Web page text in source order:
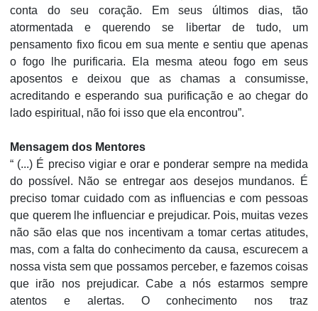
conta do seu coração. Em seus últimos dias, tão
atormentada e querendo se libertar de tudo, um
pensamento fixo ficou em sua mente e sentiu que apenas
o fogo lhe purificaria. Ela mesma ateou fogo em seus
aposentos e deixou que as chamas a consumisse,
acreditando e esperando sua purificação e ao chegar do
lado espiritual, não foi isso que ela encontrou”.
Mensagem dos Mentores
“ (...) É preciso vigiar e orar e ponderar sempre na medida
do possível. Não se entregar aos desejos mundanos. É
preciso tomar cuidado com as influencias e com pessoas
que querem lhe influenciar e prejudicar. Pois, muitas vezes
não são elas que nos incentivam a tomar certas atitudes,
mas, com a falta do conhecimento da causa, escurecem a
nossa vista sem que possamos perceber, e fazemos coisas
que irão nos prejudicar. Cabe a nós estarmos sempre
atentos e alertas. O conhecimento nos traz